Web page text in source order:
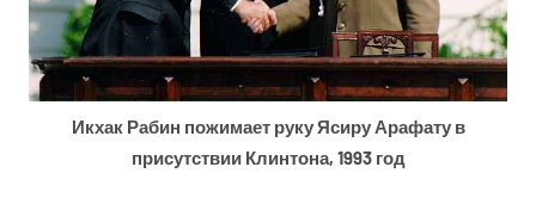
Икхак Рабин пожимает руку Ясиру Арафату в
присутствии Клинтона, 1993 год